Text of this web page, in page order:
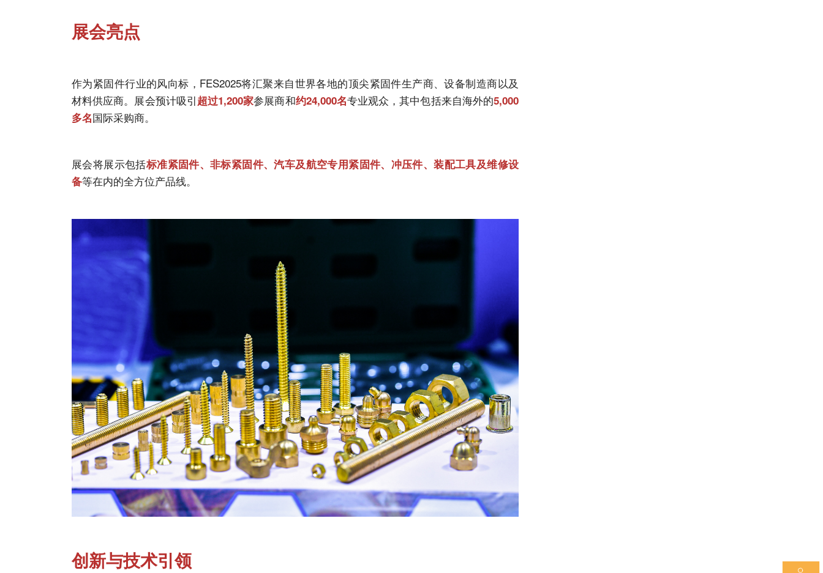
展会亮点
作为紧固件行业的风向标，FES2025将汇聚来自世界各地的顶尖紧固件生产商、设备制造商以及
材料供应商。展会预计吸引超过1,200家参展商和约24,000名专业观众，其中包括来自海外的5,000
多名国际采购商。
展会将展示包括标准紧固件、非标紧固件、汽车及航空专用紧固件、冲压件、装配工具及维修设
备等在内的全方位产品线。
创新与技术引领